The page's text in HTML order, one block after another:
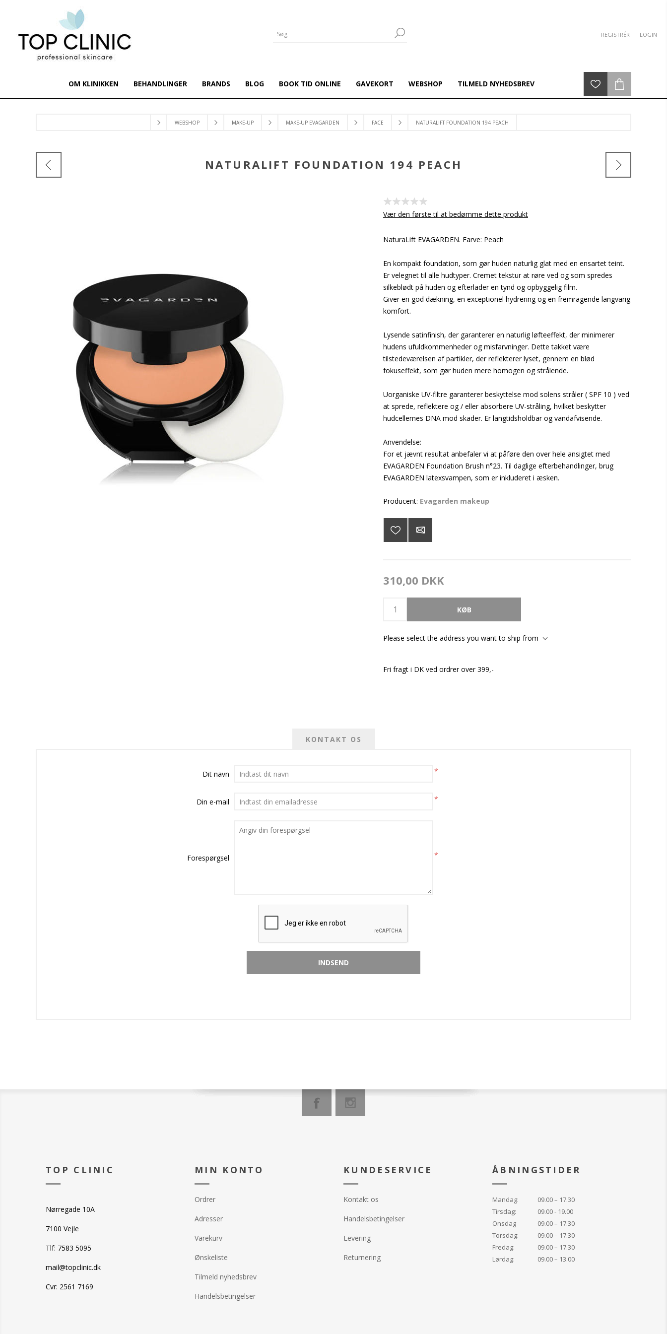
REGISTRÉR LOGIN
OM KLINIKKEN BEHANDLINGER BRANDS BLOG BOOK TID ONLINE GAVEKORT WEBSHOP TILMELD NYHEDSBREV
WEBSHOP MAKE-UP MAKE-UP EVAGARDEN FACE NATURALIFT FOUNDATION 194 PEACH
NATURALIFT FOUNDATION 194 PEACH
Vær den første til at bedømme dette produkt
NaturaLift EVAGARDEN. Farve: Peach
En kompakt foundation, som gør huden naturlig glat med en ensartet teint.
Er velegnet til alle hudtyper. Cremet tekstur at røre ved og som spredes
silkeblødt på huden og efterlader en tynd og opbyggelig film.
Giver en god dækning, en exceptionel hydrering og en fremragende langvarig
komfort.
Lysende satinfinish, der garanterer en naturlig løfteeffekt, der minimerer
hudens ufuldkommenheder og misfarvninger. Dette takket være
tilstedeværelsen af partikler, der reflekterer lyset, gennem en blød
fokuseffekt, som gør huden mere homogen og strålende.
Uorganiske UV-filtre garanterer beskyttelse mod solens stråler ( SPF 10 ) ved
at sprede, reflektere og / eller absorbere UV-stråling, hvilket beskytter
hudcellernes DNA mod skader. Er langtidsholdbar og vandafvisende.
Anvendelse:
For et jævnt resultat anbefaler vi at påføre den over hele ansigtet med
EVAGARDEN Foundation Brush n°23. Til daglige efterbehandlinger, brug
EVAGARDEN latexsvampen, som er inkluderet i æsken.
Producent: Evagarden makeup
310,00 DKK
Please select the address you want to ship from
Fri fragt i DK ved ordrer over 399,-
KONTAKT OS
Dit navn *
Din e-mail *
Forespørgsel *
TOP CLINIC
Nørregade 10A
7100 Vejle
Tlf: 7583 5095
mail@topclinic.dk
Cvr: 2561 7169
MIN KONTO
Ordrer
Adresser
Varekurv
Ønskeliste
Tilmeld nyhedsbrev
Handelsbetingelser
KUNDESERVICE
Kontakt os
Handelsbetingelser
Levering
Returnering
ÅBNINGSTIDER
Mandag:
09.00 – 17.30
Tirsdag:
09.00 - 19.00
Onsdag
09.00 – 17.30
Torsdag:
09.00 – 17.30
Fredag:
09.00 – 17.30
Lørdag:
09.00 – 13.00